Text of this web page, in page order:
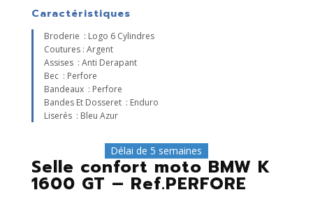
Caractéristiques
Broderie : Logo 6 Cylindres
Coutures : Argent
Assises : Anti Derapant
Bec : Perfore
Bandeaux : Perfore
Bandes Et Dosseret : Enduro
Liserés : Bleu Azur
Délai de 5 semaines
Selle confort moto BMW K
1600 GT – Ref.PERFORE